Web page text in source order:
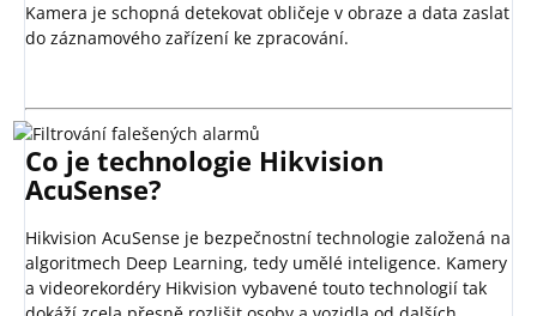
Kamera je schopná detekovat obličeje v obraze a data zaslat
do záznamového zařízení ke zpracování.
Co je technologie Hikvision
AcuSense?
Hikvision AcuSense je bezpečnostní technologie založená na
algoritmech Deep Learning, tedy umělé inteligence. Kamery
a videorekordéry Hikvision vybavené touto technologií tak